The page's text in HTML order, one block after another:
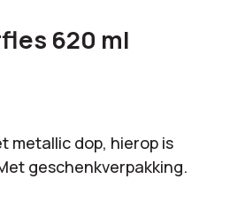
620 ml
metallic dop, hierop is
geschenkverpakking.